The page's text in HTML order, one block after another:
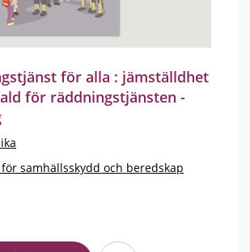
för alla : jämställdhet
för räddningstjänsten -
samhällsskydd och beredskap